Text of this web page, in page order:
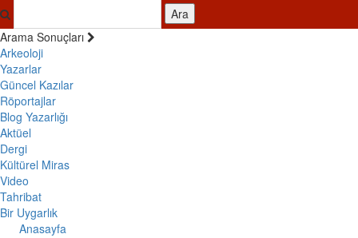
Ara
Arama Sonuçları
Arkeoloji
Yazarlar
Güncel Kazılar
Röportajlar
Blog Yazarlığı
Aktüel
Dergi
Kültürel Miras
Video
Tahribat
Bir Uygarlık
Anasayfa